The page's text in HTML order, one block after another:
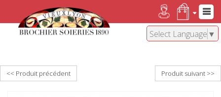
Select Language ▼
<< Produit précédent Produit suivant >>